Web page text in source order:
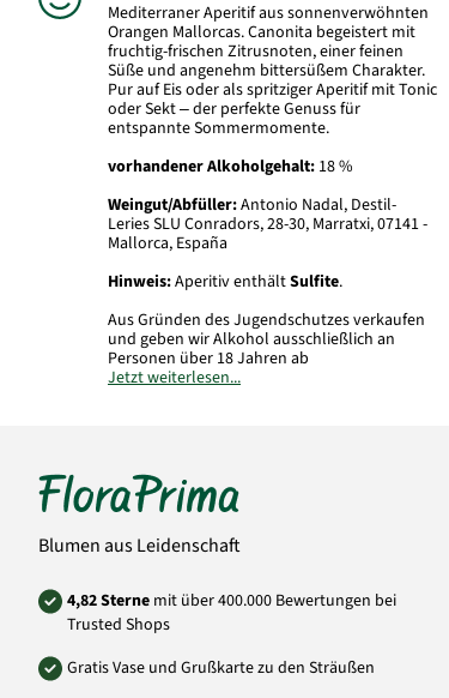
Mediterraner Aperitif aus sonnenverwöhnten
Orangen Mallorcas. Canonita begeistert mit
fruchtig-frischen Zitrusnoten, einer feinen
Süße und angenehm bittersüßem Charakter.
Pur auf Eis oder als spritziger Aperitif mit Tonic
oder Sekt – der perfekte Genuss für
entspannte Sommermomente.
vorhandener Alkoholgehalt: 18 %
Weingut/Abfüller:Antonio Nadal, Destil-
Leries SLU Conradors, 28-30, Marratxi, 07141 -
Mallorca, España
Hinweis:Aperitiv enthältSulfite.
Aus Gründen des Jugendschutzes verkaufen
und geben wir Alkohol ausschließlich an
Personen über 18 Jahren ab
Jetzt weiterlesen...
Blumen aus Leidenschaft
4,82 Sterne mit über 400.000 Bewertungen bei
Trusted Shops
Gratis Vase und Grußkarte zu den Sträußen